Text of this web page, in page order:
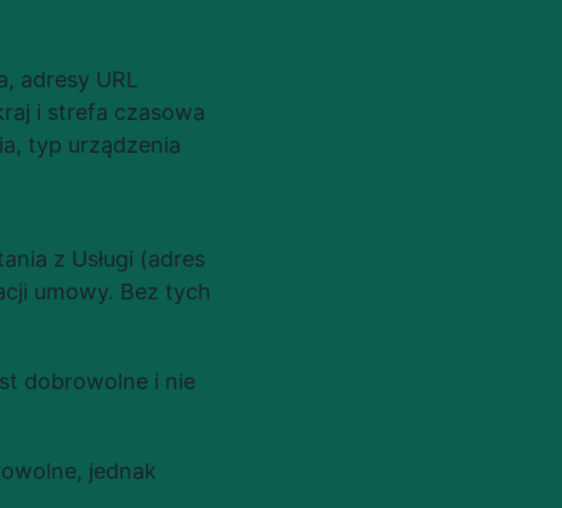
adresy URL
i strefa czasowa
typ urządzenia
z Usługi (adres
umowy. Bez tych
dobrowolne i nie
jednak